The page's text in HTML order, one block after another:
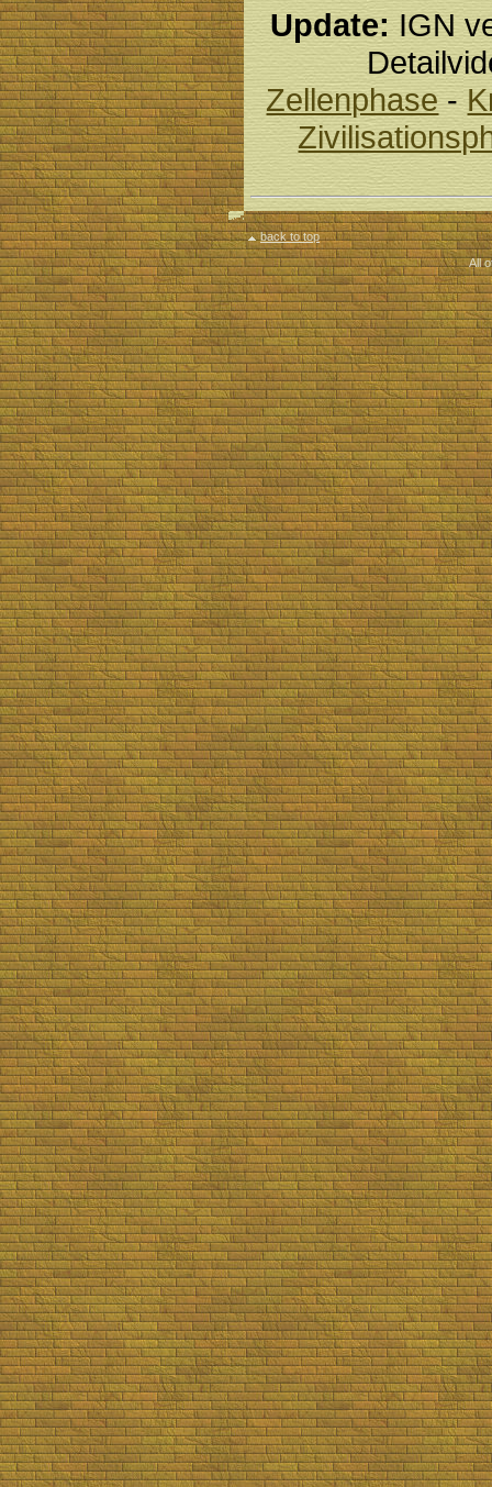
Update:IGN
Zellenphase-
back to top
All